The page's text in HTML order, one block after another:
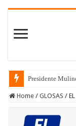
Presidente
Home / GLOSAS /